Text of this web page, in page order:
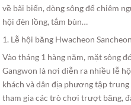
về bãi biển, dòng sông để chiêm
hội đèn lồng, tắm bùn…
1. Lễ hội băng Hwacheon
Vào tháng 1 hàng năm, mặt sông
Gangwon là nơi diễn ra nhiều lễ
khách và dân địa phương tập
tham gia các trò chơi trượt băng,